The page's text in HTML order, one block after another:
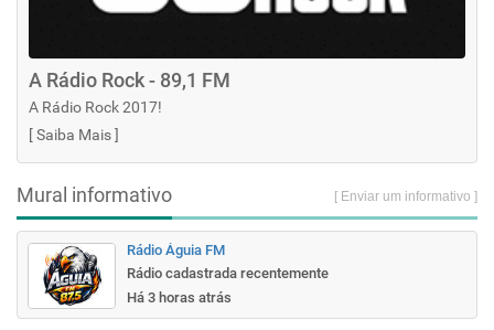
A Rádio Rock - 89,1 FM
A Rádio Rock 2017!
[Saiba Mais]
Mural informativo [ Enviar um informativo ]
Rádio Águia FM
Rádio cadastrada recentemente
Há 3 horas atrás